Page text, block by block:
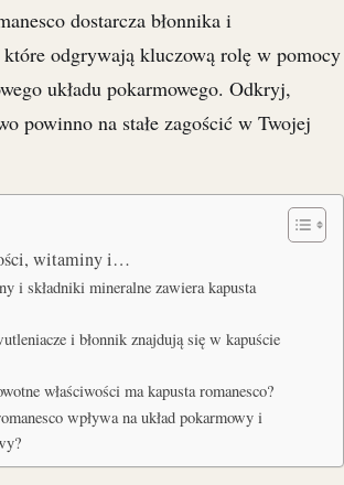
dostarcza błonnika i
odgrywają kluczową rolę w pomocy
układu pokarmowego. Odkryj,
powinno na stałe zagościć w Twojej
witaminy i…
i składniki mineralne zawiera kapusta
i błonnik znajdują się w kapuście
właściwości ma kapusta romanesco?
wpływa na układ pokarmowy i